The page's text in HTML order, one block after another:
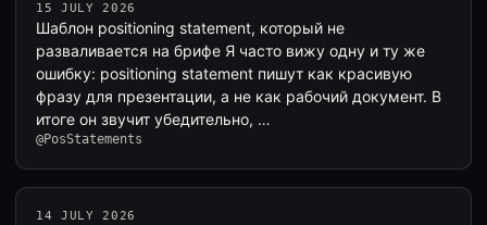
15 JULY 2026
Шаблон positioning statement, который не
разваливается на брифе Я часто вижу одну и ту же
ошибку: positioning statement пишут как красивую
фразу для презентации, а не как рабочий документ. В
итоге он звучит убедительно, …
@PosStatements
14 JULY 2026